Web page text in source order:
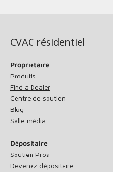
CVAC résidentiel
Propriétaire
Produits
Find a Dealer
Centre de soutien
Blog
Salle média
Dépositaire
Soutien Pros
Devenez dépositaire